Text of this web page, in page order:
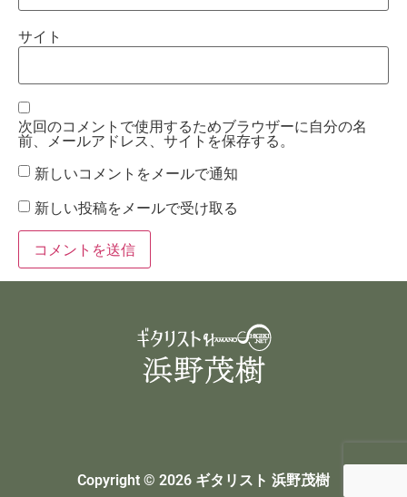
サイト
次回のコメントで使用するためブラウザーに自分の名
前、メールアドレス、サイトを保存する。
新しいコメントをメールで通知
新しい投稿をメールで受け取る
Copyright © 2026 ギタリスト 浜野茂樹